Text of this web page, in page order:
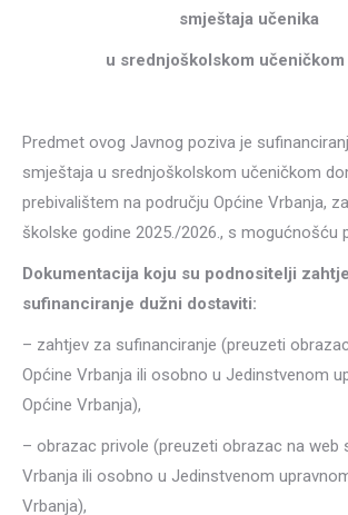
smještaja učenika
u srednjoškolskom učeničkom
Predmet ovog Javnog poziva je
smještaja u srednjoškolskom učeničkom
prebivalištem na području Općine Vrbanja,
školske godine 2025./2026., s mogućnošću
Dokumentacija koju su podnositelji
sufinanciranje dužni dostaviti:
– zahtjev za sufinanciranje (preuzeti
Općine Vrbanja ili osobno u Jedinstvenom
Općine Vrbanja),
– obrazac privole (preuzeti obrazac na web
Vrbanja ili osobno u Jedinstvenom
Vrbanja),